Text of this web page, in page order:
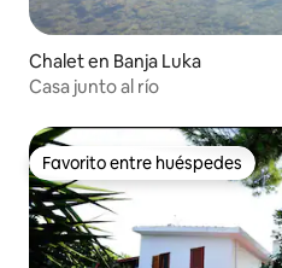
Chalet en Banja Luka
Casa junto al río
Favorito entre huéspedes
Favorito entre huéspedes